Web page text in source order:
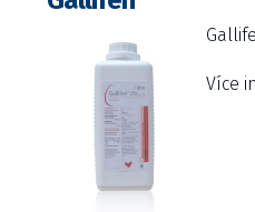
Více